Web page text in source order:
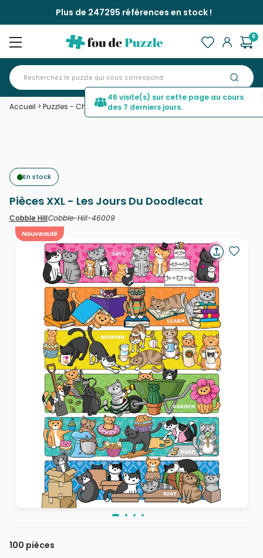
Plus de 247295 références en stock !
0
Accueil > Puzzles - Chats>Pièces XXL - Les Jours Du Doodlecat
En stock
Pièces XXL - Les Jours Du Doodlecat
Cobble HillCobble-Hill-46009
Nouveauté
100 pièces
46 visite(s) sur cette page au cours
des 7 derniers jours.